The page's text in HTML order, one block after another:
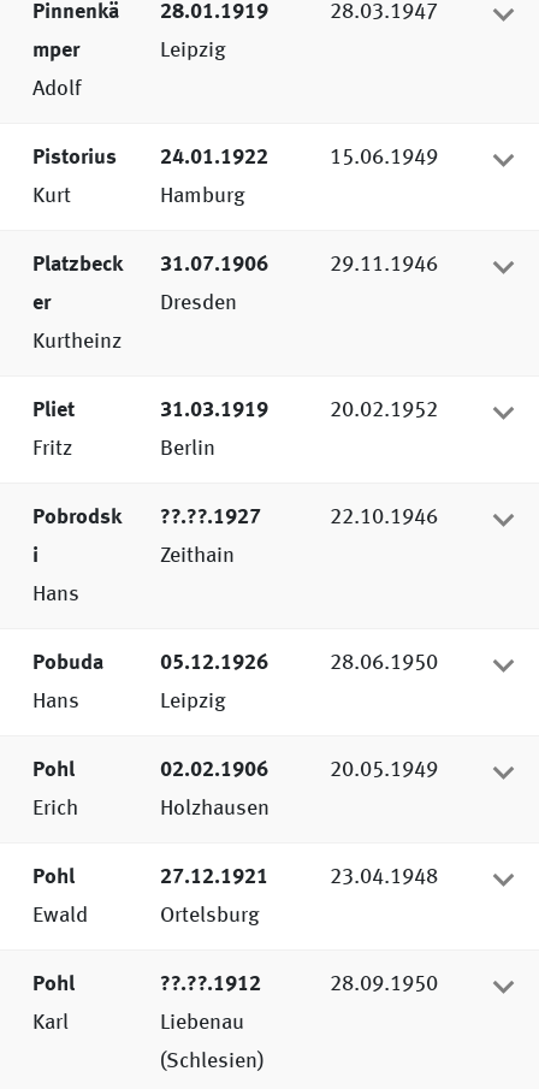
Pinnenkä
mper
Adolf
28.01.1919
Leipzig
28.03.1947
Pistorius
Kurt
24.01.1922
Hamburg
15.06.1949
Platzbeck
er
Kurtheinz
31.07.1906
Dresden
29.11.1946
Pliet
Fritz
31.03.1919
Berlin
20.02.1952
Pobrodsk
i
Hans
??.??.1927
Zeithain
22.10.1946
Pobuda
Hans
05.12.1926
Leipzig
28.06.1950
Pohl
Erich
02.02.1906
Holzhausen
20.05.1949
Pohl
Ewald
27.12.1921
Ortelsburg
23.04.1948
Pohl
Karl
??.??.1912
Liebenau
(Schlesien)
28.09.1950